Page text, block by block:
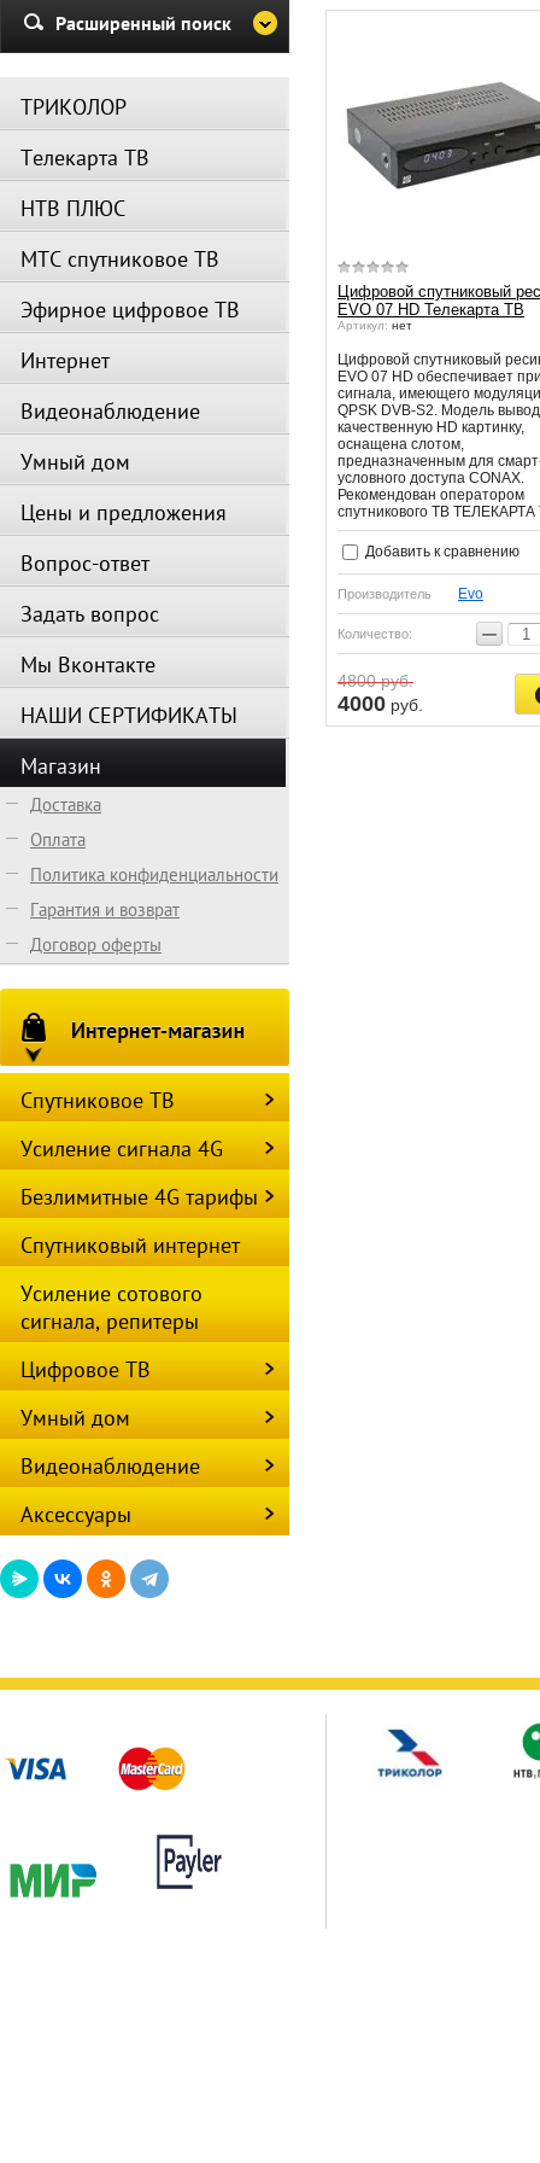
Убедительная просьба в
спутниковое оборудование.
Вещание телеканалов и
сервисов возобновится
автоматически по завершении
профилактических работ.
Цифровой спутниковый
EVO 07 HD Телекарта ТВ
Артикул: нет
Цифровой спутниковый
EVO 07 HD обеспечивает
сигнала, имеющего
QPSK DVB-S2. Модель
качественную HD картинку,
оснащена слотом,
предназначенным для
условного доступа СОNАХ.
Рекомендован оператором
спутникового ТВ ТЕЛЕКАРТА
Добавить к сравнению
Производитель Evo
Количество: −
4800руб.
4000 руб.
Расширенный поиск
ТРИКОЛОР
Телекарта ТВ
НТВ ПЛЮС
МТС спутниковое ТВ
Эфирное цифровое ТВ
Интернет
Видеонаблюдение
Умный дом
Цены и предложения
Вопрос-ответ
Задать вопрос
Мы Вконтакте
НАШИ СЕРТИФИКАТЫ
Магазин
Доставка
Оплата
Политика конфиденциальности
Гарантия и возврат
Договор оферты
Спутниковое ТВ
Усиление сигнала 4G
Безлимитные 4G тарифы
Спутниковый интернет
Усиление сотового
сигнала, репитеры
Цифровое ТВ
Умный дом
Видеонаблюдение
Аксессуары